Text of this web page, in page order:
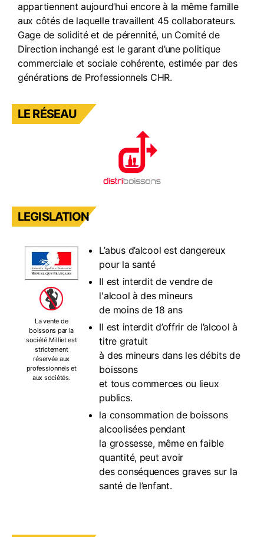
appartiennent aujourd’hui encore à la même famille
aux côtés de laquelle travaillent 45 collaborateurs.
Gage de solidité et de pérennité, un Comité de
Direction inchangé est le garant d’une politique
commerciale et sociale cohérente, estimée par des
générations de Professionnels CHR.
LE RÉSEAU
LEGISLATION
La vente de
boissons par la
société Milliet est
strictement
réservée aux
professionnels et
aux sociétés.
L’abus d’alcool est dangereux
pour la santé
Il est interdit de vendre de
l'alcool à des mineurs
de moins de 18 ans
Il est interdit d’offrir de l’alcool à
titre gratuit
à des mineurs dans les débits de
boissons
et tous commerces ou lieux
publics.
la consommation de boissons
alcoolisées pendant
la grossesse, même en faible
quantité, peut avoir
des conséquences graves sur la
santé de l’enfant.